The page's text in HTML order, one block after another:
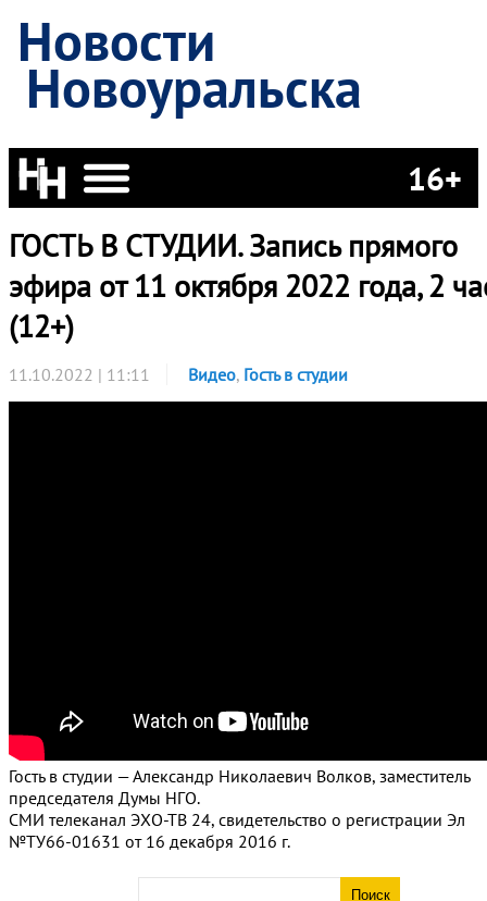
Новости
Новоуральска
16+
ГОСТЬ В СТУДИИ. Запись прямого
эфира от 11 октября 2022 года, 2
(12+)
11.10.2022 | 11:11 Видео, Гость в студии
Гость в студии — Александр Николаевич Волков, заместитель
председателя Думы НГО.
СМИ телеканал ЭХО-ТВ 24, свидетельство о регистрации Эл
№ТУ66-01631 от 16 декабря 2016 г.